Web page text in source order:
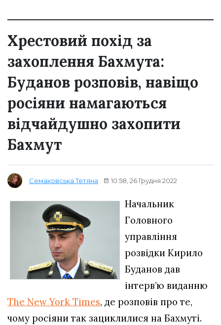
Хрестовий похід за
захоплення Бахмута:
Буданов розповів, навіщо
росіяни намагаються
відчайдушно захопити
Бахмут
Семаковська Тетяна 10:58, 26 Грудня 2022
Начальник
Головного
управління
розвідки Кирило
Буданов дав
інтерв’ю виданню
The New York Times, де розповів про те,
чому росіяни так зациклилися на Бахмуті.